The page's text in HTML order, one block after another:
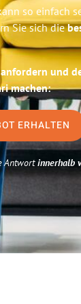
so einfach
Sie sich die
und
machen:
ERHALTEN
Antwortinnerhalb